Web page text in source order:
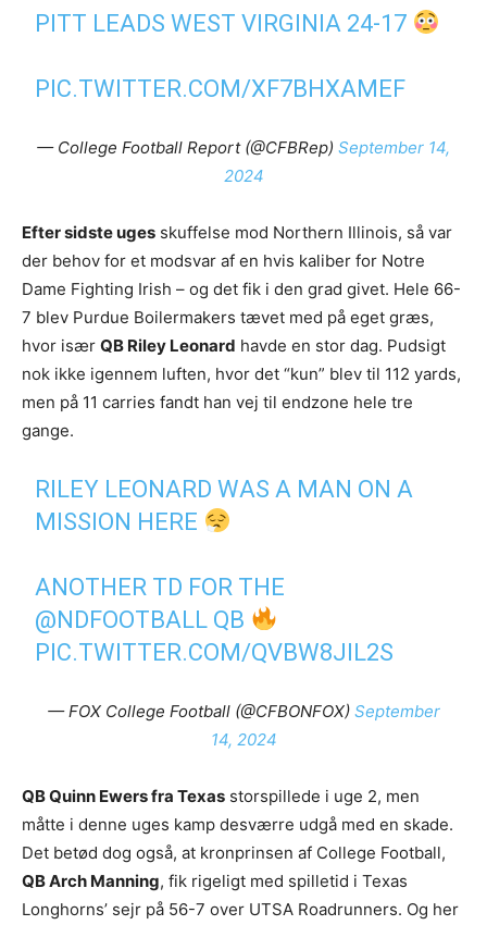
PITT LEADS WEST VIRGINIA 24-17
PIC.TWITTER.COM/XF7BHXAMEF
— College Football Report (@CFBRep) September 14,
2024
Efter sidste uges skuffelse mod Northern Illinois, så var
der behov for et modsvar af en hvis kaliber for Notre
Dame Fighting Irish – og det fik i den grad givet. Hele 66-
7 blev Purdue Boilermakers tævet med på eget græs,
hvor især QB Riley Leonard havde en stor dag. Pudsigt
nok ikke igennem luften, hvor det “kun” blev til 112 yards,
men på 11 carries fandt han vej til endzone hele tre
gange.
RILEY LEONARD WAS A MAN ON A
MISSION HERE
ANOTHER TD FOR THE
@NDFOOTBALL QB
PIC.TWITTER.COM/QVBW8JIL2S
— FOX College Football (@CFBONFOX) September
14, 2024
QB Quinn Ewers fra Texas storspillede i uge 2, men
måtte i denne uges kamp desværre udgå med en skade.
Det betød dog også, at kronprinsen af College Football,
QB Arch Manning, fik rigeligt med spilletid i Texas
Longhorns’ sejr på 56-7 over UTSA Roadrunners. Og her